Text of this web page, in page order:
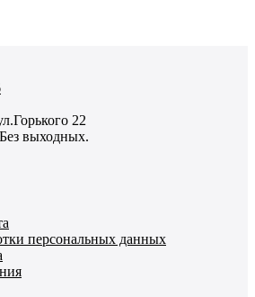
22
выходных.
персональных данных